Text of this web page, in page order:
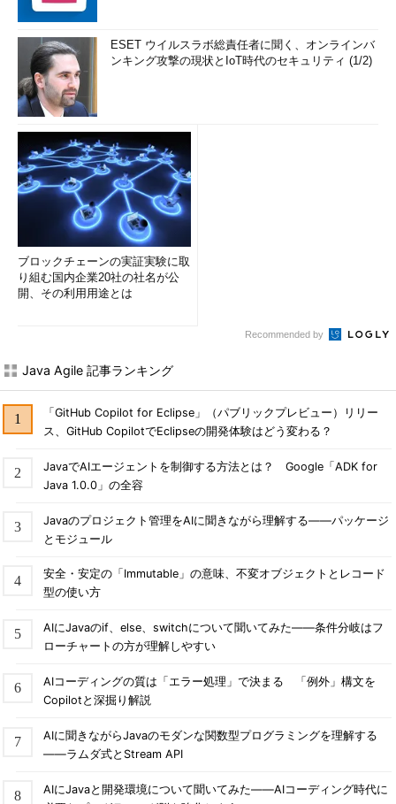
ESET ウイルスラボ総責任者に聞く、オンラインバ
ンキング攻撃の現状とIoT時代のセキュリティ (1/2)
ブロックチェーンの実証実験に取
り組む国内企業20社の社名が公
開、その利用用途とは
Recommended by
Java Agile 記事ランキング
「GitHub Copilot for Eclipse」（パブリックプレビュー）リリー
ス、GitHub CopilotでEclipseの開発体験はどう変わる？
JavaでAIエージェントを制御する方法とは？ Google「ADK for
Java 1.0.0」の全容
Javaのプロジェクト管理をAIに聞きながら理解する――パッケージ
とモジュール
安全・安定の「Immutable」の意味、不変オブジェクトとレコード
型の使い方
AIにJavaのif、else、switchについて聞いてみた――条件分岐はフ
ローチャートの方が理解しやすい
AIコーディングの質は「エラー処理」で決まる 「例外」構文を
Copilotと深掘り解説
AIに聞きながらJavaのモダンな関数型プログラミングを理解する
――ラムダ式とStream API
AIにJavaと開発環境について聞いてみた――AIコーディング時代に